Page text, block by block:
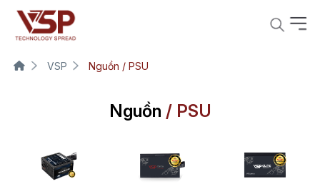
VSP Nguồn / PSU
Nguồn / PSU